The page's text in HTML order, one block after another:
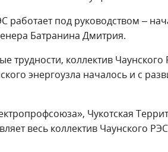
работает под руководством –
Батранина Дмитрия.
трудности, коллектив
энергоузла началось и с
Чукотская
весь коллектив Чаунского